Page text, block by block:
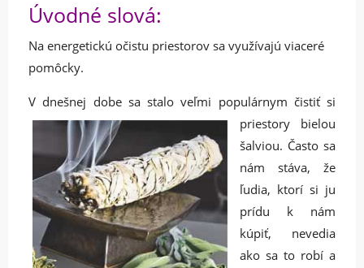
Úvodné slová:
Na energetickú očistu priestorov sa využívajú viaceré
pomôcky.
V dnešnej dobe sastalo veľmi populárnym čistiť si
priestory bielou
šalviou. Často sa
nám stáva, že
ľudia, ktorí si ju
prídu k nám
kúpiť, nevedia
ako sa to robí a